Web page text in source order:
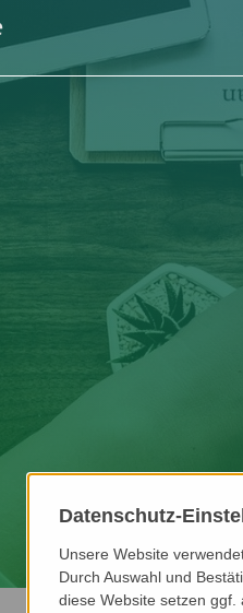
Datenschutz-
Unsere Website
Durch Auswahl und
diese Website setzen ggf.